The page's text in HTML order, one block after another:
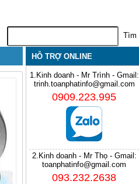
HỖ TRỢ ONLINE
1.Kinh doanh - Mr Trình - Gmail:
trinh.toanphatinfo@gmail.com
0909.223.995
2.Kinh doanh - Mr Thọ - Gmail:
toanphatinfo@gmail.com
093.232.2638